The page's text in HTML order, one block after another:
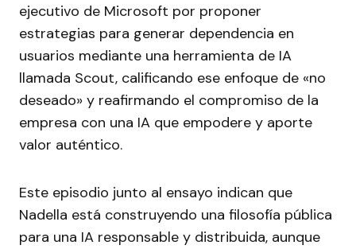
ejecutivo de Microsoft por proponer
estrategias para generar dependencia en
usuarios mediante una herramienta de IA
llamada Scout, calificando ese enfoque de «no
deseado» y reafirmando el compromiso de la
empresa con una IA que empodere y aporte
valor auténtico.
Este episodio junto al ensayo indican que
Nadella está construyendo una filosofía pública
para una IA responsable y distribuida, aunque